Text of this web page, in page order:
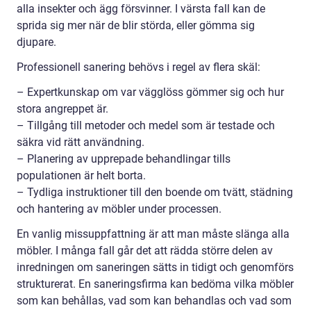
alla insekter och ägg försvinner. I värsta fall kan de
sprida sig mer när de blir störda, eller gömma sig
djupare.
Professionell sanering behövs i regel av flera skäl:
– Expertkunskap om var vägglöss gömmer sig och hur
stora angreppet är.
– Tillgång till metoder och medel som är testade och
säkra vid rätt användning.
– Planering av upprepade behandlingar tills
populationen är helt borta.
– Tydliga instruktioner till den boende om tvätt, städning
och hantering av möbler under processen.
En vanlig missuppfattning är att man måste slänga alla
möbler. I många fall går det att rädda större delen av
inredningen om saneringen sätts in tidigt och genomförs
strukturerat. En saneringsfirma kan bedöma vilka möbler
som kan behållas, vad som kan behandlas och vad som